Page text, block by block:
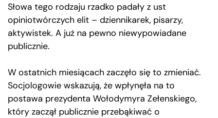
Słowa tego rodzaju rzadko padały z ust
opiniotwórczych elit – dziennikarek, pisarzy,
aktywistek. A już na pewno niewypowiadane
publicznie.
W ostatnich miesiącach zaczęło się to zmieniać.
Socjologowie wskazują, że wpłynęła na to
postawa prezydenta Wołodymyra Zełenskiego,
który zaczął publicznie przebąkiwać o